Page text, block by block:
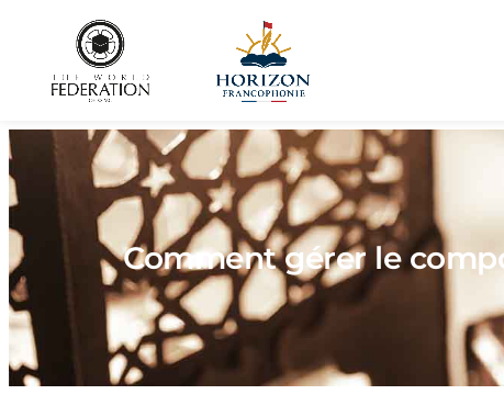
Comment gérer le